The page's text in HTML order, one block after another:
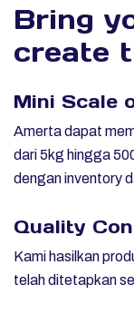
Bring
create
Mini Scale
Amerta dapat
dari 5kg hingga
dengan inventory
Quality
Kami hasilkan
telah ditetapkan